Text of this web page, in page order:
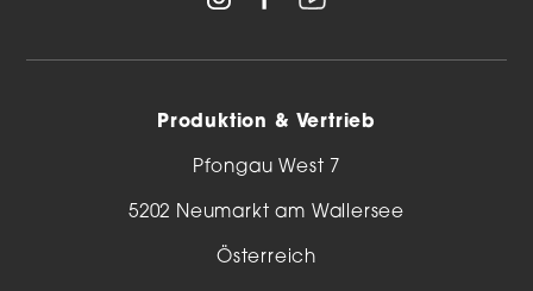
Produktion & Vertrieb
Pfongau West 7
5202 Neumarkt am Wallersee
Österreich